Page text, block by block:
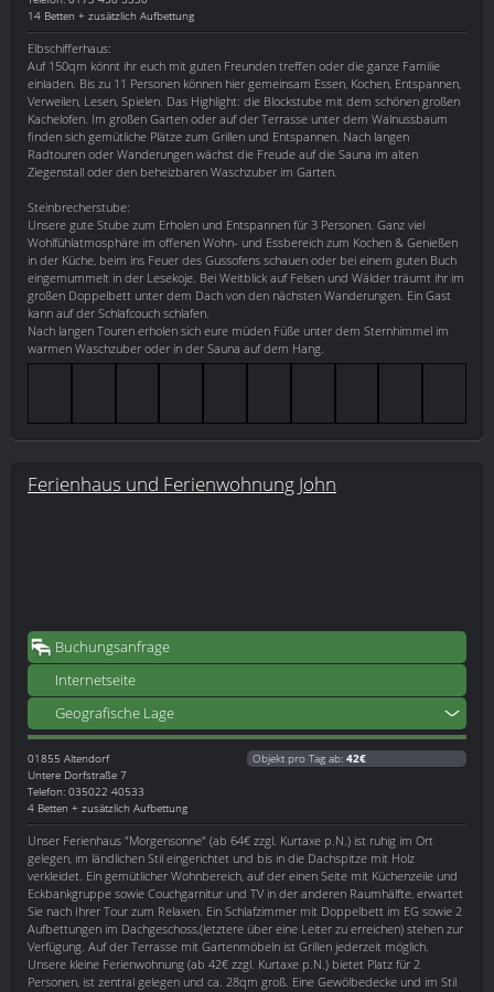
14 Betten + zusätzlich Aufbettung
Elbschifferhaus:
Auf 150qm könnt ihr euch mit guten Freunden treffen oder die ganze Familie
einladen. Bis zu 11 Personen können hier gemeinsam Essen, Kochen, Entspannen,
Verweilen, Lesen, Spielen. Das Highlight: die Blockstube mit dem schönen großen
Kachelofen. Im großen Garten oder auf der Terrasse unter dem Walnussbaum
finden sich gemütliche Plätze zum Grillen und Entspannen. Nach langen
Radtouren oder Wanderungen wächst die Freude auf die Sauna im alten
Ziegenstall oder den beheizbaren Waschzuber im Garten.
Steinbrecherstube:
Unsere gute Stube zum Erholen und Entspannen für 3 Personen. Ganz viel
Wohlfühlatmosphäre im offenen Wohn- und Essbereich zum Kochen & Genießen
in der Küche, beim ins Feuer des Gussofens schauen oder bei einem guten Buch
eingemummelt in der Lesekoje. Bei Weitblick auf Felsen und Wälder träumt ihr im
großen Doppelbett unter dem Dach von den nächsten Wanderungen. Ein Gast
kann auf der Schlafcouch schlafen.
Nach langen Touren erholen sich eure müden Füße unter dem Sternhimmel im
warmen Waschzuber oder in der Sauna auf dem Hang.
Ferienhaus und Ferienwohnung John
Buchungsanfrage
Internetseite
Geografische Lage
01855 Altendorf
Untere Dorfstraße 7
Telefon: 035022 40533
4 Betten + zusätzlich Aufbettung
Objekt pro Tag ab: 42€
Unser Ferienhaus "Morgensonne" (ab 64€ zzgl. Kurtaxe p.N.) ist ruhig im Ort
gelegen, im ländlichen Stil eingerichtet und bis in die Dachspitze mit Holz
verkleidet. Ein gemütlicher Wohnbereich, auf der einen Seite mit Küchenzeile und
Eckbankgruppe sowie Couchgarnitur und TV in der anderen Raumhälfte, erwartet
Sie nach Ihrer Tour zum Relaxen. Ein Schlafzimmer mit Doppelbett im EG sowie 2
Aufbettungen im Dachgeschoss,(letztere über eine Leiter zu erreichen) stehen zur
Verfügung. Auf der Terrasse mit Gartenmöbeln ist Grillen jederzeit möglich.
Unsere kleine Ferienwohnung (ab 42€ zzgl. Kurtaxe p.N.) bietet Platz für 2
Personen, ist zentral gelegen und ca. 28qm groß. Eine Gewölbedecke und im Stil